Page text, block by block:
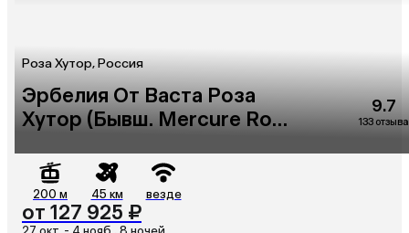
Роза Хутор, Россия
Эрбелия От Васта Роза
Хутор (Бывш. Mercure Rosa
9.7
133 отзыва
200 м 45 км везде
от 127 925 ₽